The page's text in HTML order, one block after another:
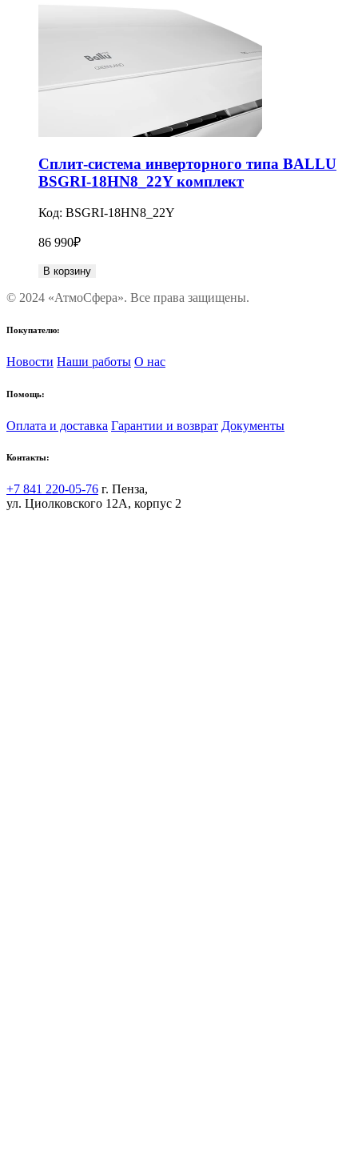
Сплит-система инверторного типа BALLU
BSGRI-18HN8_22Y комплект
Код: BSGRI-18HN8_22Y
86 990₽
В корзину
© 2024 «АтмоСфера». Все права защищены.
Покупателю:
Новости Наши работы О нас
Помощь:
Оплата и доставка Гарантии и возврат Документы
Контакты:
+7 841 220-05-76 г. Пенза,
ул. Циолковского 12А, корпус 2